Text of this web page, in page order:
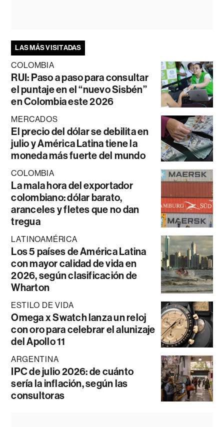
LAS MÁS VISITADAS
COLOMBIA
RUI: Paso a paso para consultar
el puntaje en el “nuevo Sisbén”
en Colombia este 2026
MERCADOS
El precio del dólar se debilita en
julio y América Latina tiene la
moneda más fuerte del mundo
COLOMBIA
La mala hora del exportador
colombiano: dólar barato,
aranceles y fletes que no dan
tregua
LATINOAMÉRICA
Los 5 países de América Latina
con mayor calidad de vida en
2026, según clasificación de
Wharton
ESTILO DE VIDA
Omega x Swatch lanza un reloj
con oro para celebrar el alunizaje
del Apollo 11
ARGENTINA
IPC de julio 2026: de cuánto
sería la inflación, según las
consultoras